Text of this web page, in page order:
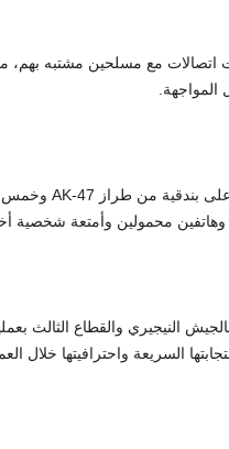
مع مسلحين مشتبه بهم،
المواجهة.
النيجيري والقطاع الثالث
السريعة واحترافيتها خلال